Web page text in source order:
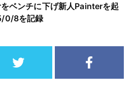
ベンチに下げ新人Painterを起
0/8を記録